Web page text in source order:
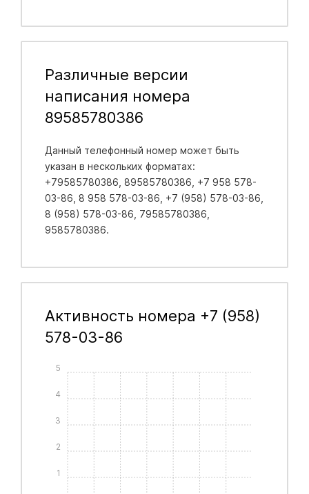
Различные версии
написания номера
89585780386
Данный телефонный номер может быть
указан в нескольких форматах:
+79585780386, 89585780386, +7 958 578-
03-86, 8 958 578-03-86, +7 (958) 578-03-86,
8 (958) 578-03-86, 79585780386,
9585780386.
Активность номера +7 (958)
578-03-86
1
2
3
4
5